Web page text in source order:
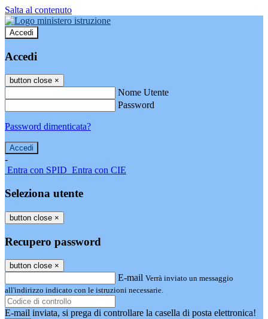
Salta al contenuto
Accedi
Accedi
button close ×
Nome Utente
Password
Password dimenticata?
-
Entra con SPID Entra con CIE
Seleziona utente
button close ×
Recupero password
button close ×
E-mail Verrà inviato un messaggio
all'indirizzo indicato con le istruzioni necessarie.
E-mail inviata, si prega di controllare la casella di posta elettronica!